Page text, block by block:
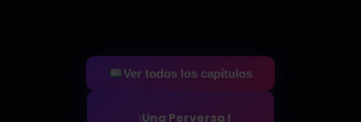
Ver todos los capítulos
Una Perversa I